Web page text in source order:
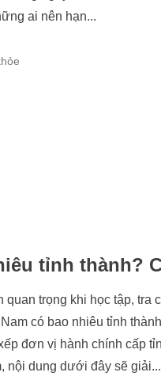
ai nên hạn...
tỉnh thành?
trọng khi học tập, tra
có bao nhiêu tỉnh
đơn vị hành chính cấp
nội dung dưới đây sẽ giải...